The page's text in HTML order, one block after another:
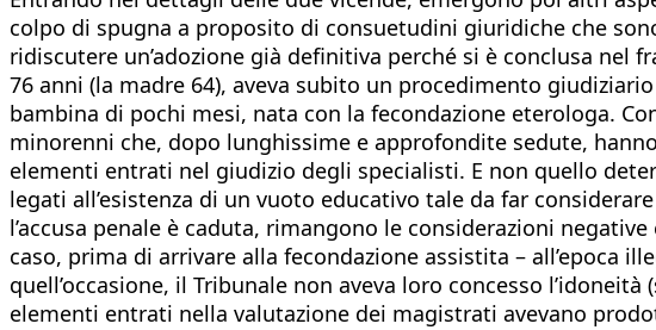
colpo di spugna a proposito di consuetudini giuridiche che
ridiscutere un’adozione già definitiva perché si è conclusa
76 anni (la madre 64), aveva subito un procedimento
bambina di pochi mesi, nata con la fecondazione eterologa.
minorenni che, dopo lunghissime e approfondite sedute,
elementi entrati nel giudizio degli specialisti. E non quello
legati all’esistenza di un vuoto educativo tale da far
l’accusa penale è caduta, rimangono le considerazioni
caso, prima di arrivare alla fecondazione assistita – all’epoca
quell’occasione, il Tribunale non aveva loro concesso
elementi entrati nella valutazione dei magistrati avevano